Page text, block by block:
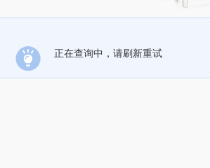
正在查询中，请刷新重试